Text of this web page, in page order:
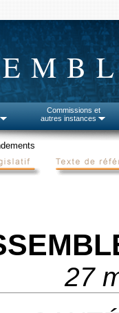
Commissions et
autres instances
27